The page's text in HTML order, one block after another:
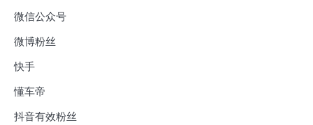
微信公众号
微博粉丝
快手
懂车帝
抖音有效粉丝